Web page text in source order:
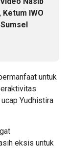
IWO
untuk
Yudhistira
eksis untuk